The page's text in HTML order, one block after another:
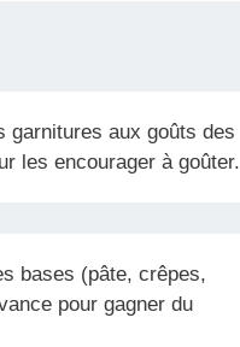
garnitures aux goûts des
les encourager à goûter.
bases (pâte, crêpes,
pour gagner du